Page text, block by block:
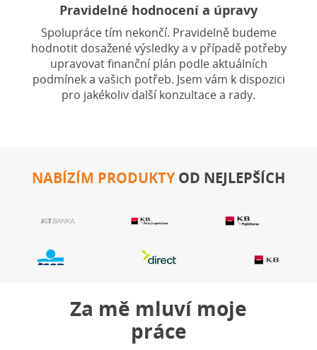
Pravidelné hodnocení a úpravy
Spolupráce tím nekončí. Pravidelně budeme
hodnotit dosažené výsledky a v případě potřeby
upravovat finanční plán podle aktuálních
podmínek a vašich potřeb. Jsem vám k dispozici
pro jakékoliv další konzultace a rady.
NABÍZÍM PRODUKTYOD NEJLEPŠÍCH
Za mě mluví moje
práce